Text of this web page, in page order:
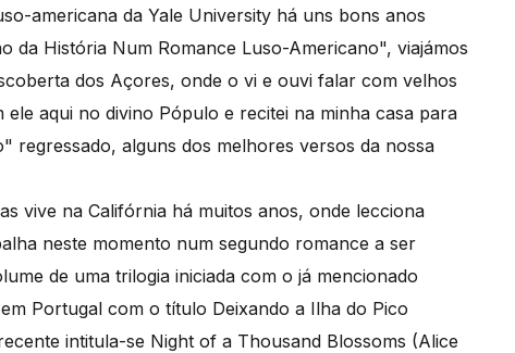
americana da Yale University há uns bons anos
da História Num Romance Luso-Americano", viajámos
dos Açores, onde o vi e ouvi falar com velhos
aqui no divino Pópulo e recitei na minha casa para
regressado, alguns dos melhores versos da nossa
vive na Califórnia há muitos anos, onde lecciona
neste momento num segundo romance a ser
de uma trilogia iniciada com o já mencionado
Portugal com o título Deixando a Ilha do Pico
intitula-se Night of a Thousand Blossoms (Alice